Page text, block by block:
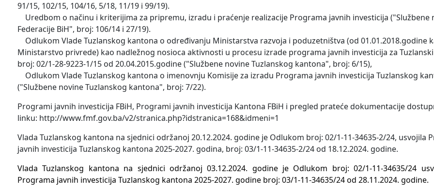
91/15, 102/15, 104/16, 5/18, 11/19 i 99/19).
Uredbom o načinu i kriterijima za pripremu, izradu i praćenje realizacije Programa javnih investicija ("Službene
Federacije BiH", broj: 106/14 i 27/19).
Odlukom Vlade Tuzlanskog kantona o određivanju Ministarstva razvoja i poduzetništva (od 01.01.2018.godine
Ministarstvo privrede) kao nadležnog nosioca aktivnosti u procesu izrade programa javnih investicija za
broj: 02/1-28-9223-1/15 od 20.04.2015.godine ("Službene novine Tuzlanskog kantona", broj: 6/15),
Odlukom Vlade Tuzlanskog kantona o imenovnju Komisije za izradu Programa javnih investicija Tuzlanskog
("Službene novine Tuzlanskog kantona", broj: 7/22).
Programi javnih investicija FBiH, Programi javnih investicija Kantona FBiH i pregled prateće dokumentacije
linku: http://www.fmf.gov.ba/v2/stranica.php?idstranica=168&idmeni=1
Vlada Tuzlanskog kantona na sjednici održanoj 20.12.2024. godine je Odlukom broj: 02/1-11-34635-2/24, usvojila
javnih investicija Tuzlanskog kantona 2025-2027. godina, broj: 03/1-11-34635-2/24 od 18.12.2024. godine.
Vlada Tuzlanskog kantona na sjednici održanoj 03.12.2024. godine je Odlukom broj: 02/1-11-34635/24
Programa javnih investicija Tuzlanskog kantona 2025-2027. godine broj: 03/1-11-34635/24 od 28.11.2024. godine.